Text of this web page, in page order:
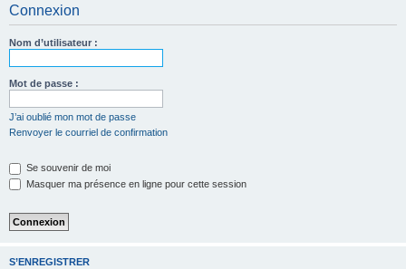
Connexion
Nom d’utilisateur :
Mot de passe :
J’ai oublié mon mot de passe
Renvoyer le courriel de confirmation
Se souvenir de moi
Masquer ma présence en ligne pour cette session
S’ENREGISTRER